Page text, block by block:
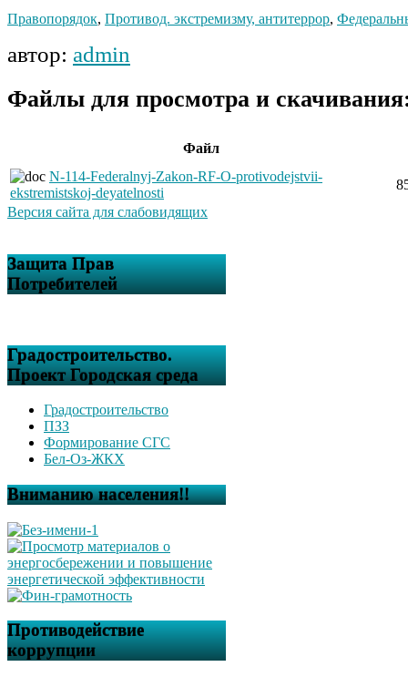
Правопорядок, Противод. экстремизму, антитеррор,
автор: admin
Файлы для просмотра и
Файл
N-114-Federalnyj-Zakon-RF-O-protivodejstvii-
ekstremistskoj-deyatelnosti
Версия сайта для слабовидящих
Защита Прав
Потребителей
Градостроительство.
Проект Городская среда
Градостроительство
ПЗЗ
Формирование СГС
Бел-Оз-ЖКХ
Вниманию населения!!
Противодействие
коррупции